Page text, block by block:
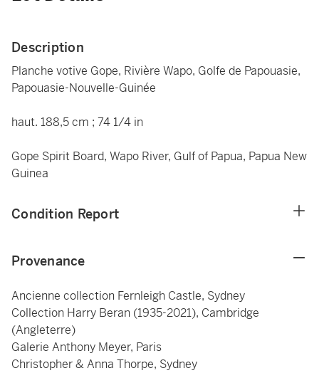
Description
Planche votive Gope, Rivière Wapo, Golfe de Papouasie,
Papouasie-Nouvelle-Guinée
haut. 188,5 cm ; 74 1/4 in
Gope Spirit Board, Wapo River, Gulf of Papua, Papua New
Guinea
Condition Report
Provenance
Ancienne collection Fernleigh Castle, Sydney
Collection Harry Beran (1935-2021), Cambridge
(Angleterre)
Galerie Anthony Meyer, Paris
Christopher & Anna Thorpe, Sydney